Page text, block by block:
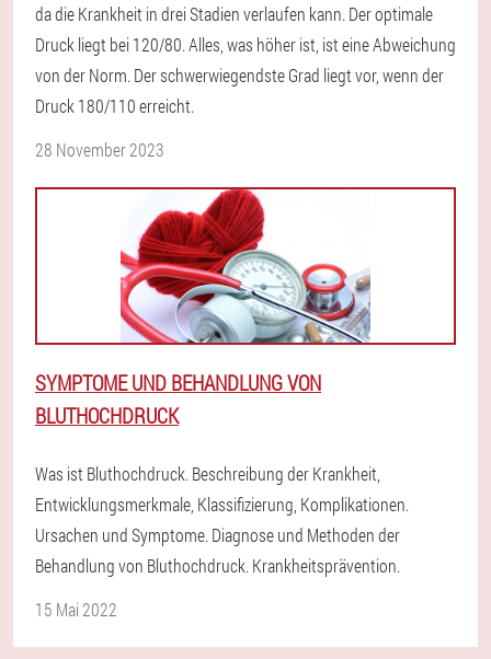
da die Krankheit in drei Stadien verlaufen kann. Der optimale
Druck liegt bei 120/80. Alles, was höher ist, ist eine Abweichung
von der Norm. Der schwerwiegendste Grad liegt vor, wenn der
Druck 180/110 erreicht.
28 November 2023
SYMPTOME UND BEHANDLUNG VON
BLUTHOCHDRUCK
Was ist Bluthochdruck. Beschreibung der Krankheit,
Entwicklungsmerkmale, Klassifizierung, Komplikationen.
Ursachen und Symptome. Diagnose und Methoden der
Behandlung von Bluthochdruck. Krankheitsprävention.
15 Mai 2022